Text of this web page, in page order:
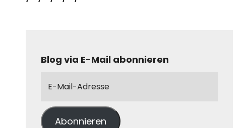
Blog via E-Mail abonnieren
Abonnieren